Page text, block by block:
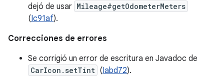
dejó de usar Mileage#getOdometerMeters
(Ic91af).
Correcciones de errores
Se corrigió un error de escritura en Javadoc de
CarIcon.setTint (Iabd72).